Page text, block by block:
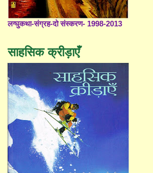
लग्घुकथा-संग्रह-दो संस्करण- 1998-2013
साहसिक क्रीड़ाएँ